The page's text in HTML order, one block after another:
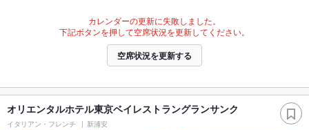
カレンダーの更新に失敗しました。
下記ボタンを押して空席状況を更新してください。
空席状況を更新する
オリエンタルホテル東京ベイレストラングランサンク
イタリアン・フレンチ 新浦安